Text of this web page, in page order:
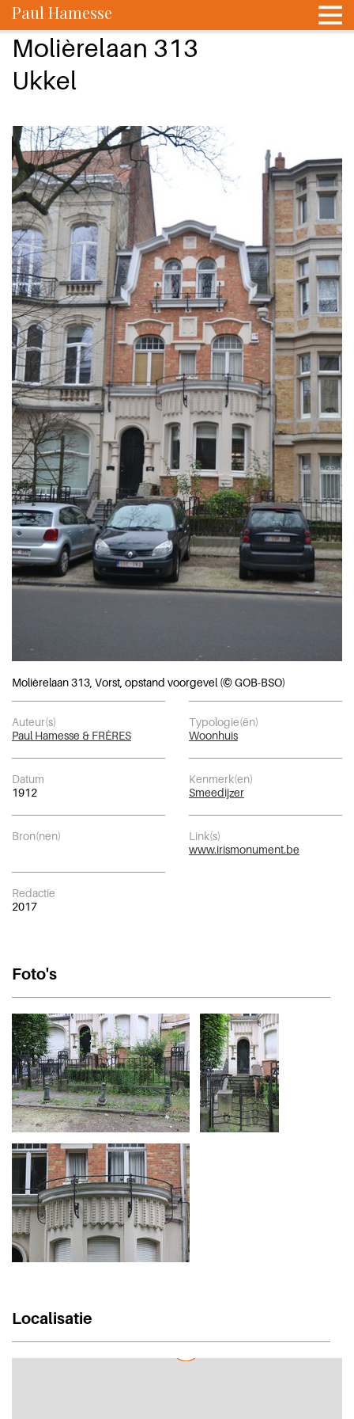
Paul Hamesse
Molièrelaan 313
Ukkel
Molièrelaan 313, Vorst, opstand voorgevel (© GOB-BSO)
Auteur(s)
Paul Hamesse & FRÈRES
Typologie(ën)
Woonhuis
Datum
1912
Kenmerk(en)
Smeedijzer
Bron(nen)
Link(s)
www.irismonument.be
Redactie
2017
Foto's
Localisatie